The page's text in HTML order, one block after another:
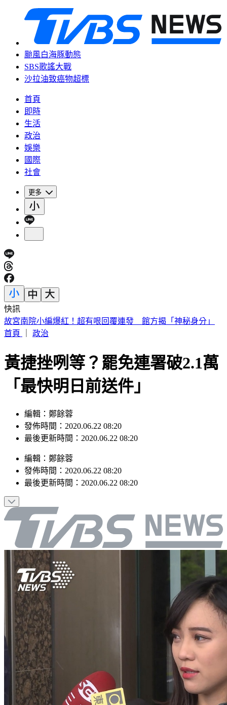
颱風白海豚動態
SBS歌謠大戰
沙拉油致癌物超標
首頁
即時
生活
政治
娛樂
國際
社會
更多
快訊
外傳石崇良辭衛福部長？政院回應了：無相關討論
首頁
政治
黃捷挫咧等？罷免連署破2.1萬
「最快明日前送件」
編輯：鄭餘蓉
發佈時間：2020.06.22 08:20
最後更新時間：2020.06.22 08:20
編輯 ： 鄭餘蓉
發佈時間： 2020.06.22 08:20
最後更新時間： 2020.06.22 08:20